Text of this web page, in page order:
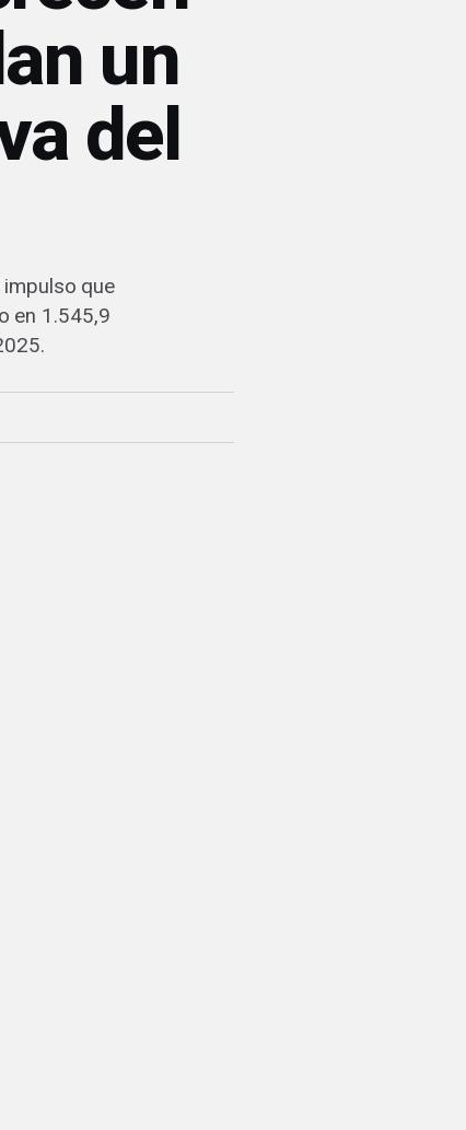
un
del
que
en 1.545,9